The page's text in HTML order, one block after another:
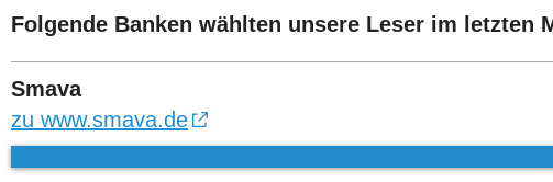
Folgende Banken wählten unsere Leser im letzten
Smava
zu www.smava.de